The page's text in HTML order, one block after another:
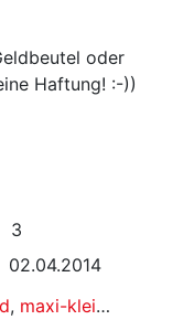
oder
Haftung! :-))
3
02.04.2014
, maxi-kleid ,